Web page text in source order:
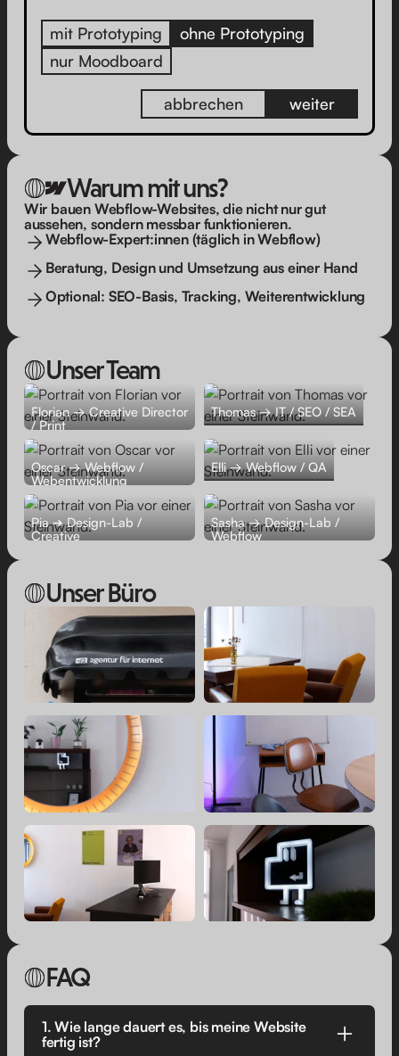
mit Prototyping
ohne Prototyping
nur Moodboard
abbrechen weiter
Warum mit uns?
Wir bauen Webflow-Websites, die nicht nur gut
aussehen, sondern messbar funktionieren.
Webflow-Expert:innen (täglich in Webflow)
Beratung, Design und Umsetzung aus einer Hand
Optional: SEO-Basis, Tracking, Weiterentwicklung
Unser Team
Florian → Creative Director
/ Print
Thomas → IT / SEO / SEA
Oscar → Webflow /
Webentwicklung
Elli → Webflow / QA
Pia ➔ Design-Lab /
Creative
Sasha → Design-Lab /
Webflow
Unser Büro
FAQ
1. Wie lange dauert es, bis meine Website
fertig ist?